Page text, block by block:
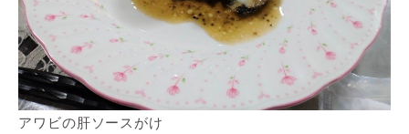
アワビの肝ソースがけ